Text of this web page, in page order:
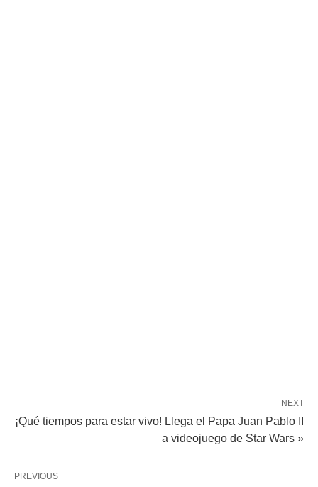
NEXT
¡Qué tiempos para estar vivo! Llega el Papa Juan Pablo II
a videojuego de Star Wars »
PREVIOUS